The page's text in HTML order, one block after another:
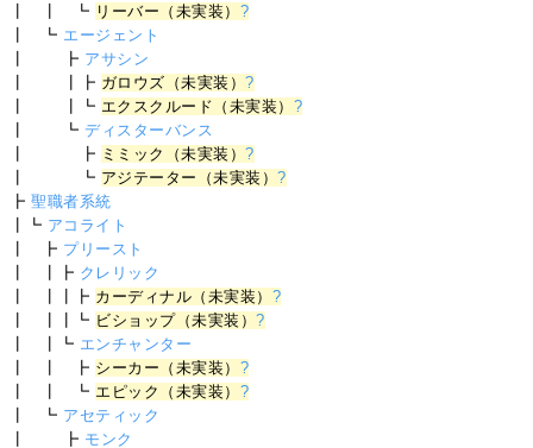
┃ ┃ ┗ リーバー（未実装） ?
┃ ┗ エージェント
┃ ┣ アサシン
┃ ┃┣ ガロウズ（未実装）?
┃ ┃┗ エクスクルード（未実装） ?
┃ ┗ディスターバンス
┃ ┣ ミミック（未実装）?
┃ ┗ アジテーター（未実装）?
┣聖職者系統
┃┗ アコライト
┃ ┣ プリースト
┃ ┃┣ クレリック
┃ ┃┃┣ カーディナル（未実装） ?
┃ ┃┃┗ ビショップ（未実装）?
┃ ┃┗ エンチャンター
┃ ┃ ┣ シーカー（未実装） ?
┃ ┃ ┗ エピック（未実装） ?
┃ ┗ アセティック
┃ ┣ モンク